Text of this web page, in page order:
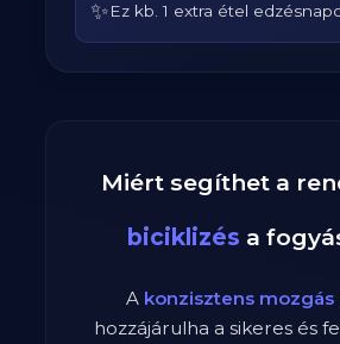
✨Ez kb. 1 extra étel
Miért segíthet a
biciklizés a
A konzisztens mozgás
hozzájárulha a sikeres és